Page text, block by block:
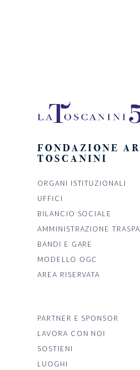
FONDAZIONE
TOSCANINI
ORGANI ISTITUZIONALI
UFFICI
BILANCIO SOCIALE
AMMINISTRAZIONE
BANDI E GARE
MODELLO OGC
AREA RISERVATA
PARTNER E SPONSOR
LAVORA CON NOI
SOSTIENI
LUOGHI